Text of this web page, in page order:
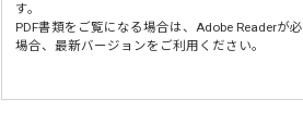
す。
PDF書類をご覧になる場合は、Adobe Readerが
場合、最新バージョンをご利用ください。